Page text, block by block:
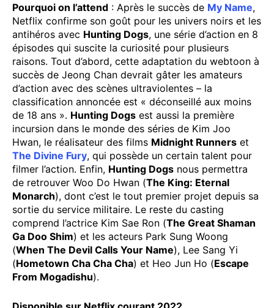
Pourquoi on l’attend : Après le succès de My Name,
Netflix confirme son goût pour les univers noirs et les
antihéros avec Hunting Dogs, une série d’action en 8
épisodes qui suscite la curiosité pour plusieurs
raisons. Tout d’abord, cette adaptation du webtoon à
succès de Jeong Chan devrait gâter les amateurs
d’action avec des scènes ultraviolentes – la
classification annoncée est « déconseillé aux moins
de 18 ans ». Hunting Dogs est aussi la première
incursion dans le monde des séries de Kim Joo
Hwan, le réalisateur des films Midnight Runners et
The Divine Fury, qui possède un certain talent pour
filmer l’action. Enfin, Hunting Dogs nous permettra
de retrouver Woo Do Hwan (The King: Eternal
Monarch), dont c’est le tout premier projet depuis sa
sortie du service militaire. Le reste du casting
comprend l’actrice Kim Sae Ron (The Great Shaman
Ga Doo Shim) et les acteurs Park Sung Woong
(When The Devil Calls Your Name), Lee Sang Yi
(Hometown Cha Cha Cha) et Heo Jun Ho (Escape
From Mogadishu).